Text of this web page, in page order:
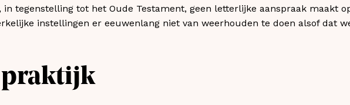
in tegenstelling tot het Oude Testament, geen letterlijke aanspraak maakt
instellingen er eeuwenlang niet van weerhouden te doen alsof dat